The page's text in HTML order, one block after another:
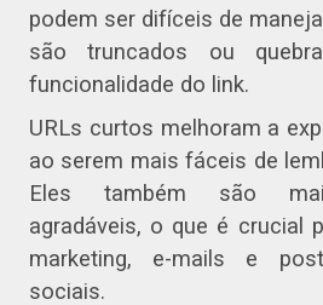
podem ser difíceis de
são truncados ou
funcionalidade do link.
URLs curtos melhoram a
ao serem mais fáceis de
Eles também são
agradáveis, o que é crucial
marketing, e-mails e
sociais.